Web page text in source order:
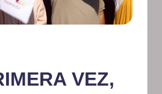
VEZ,